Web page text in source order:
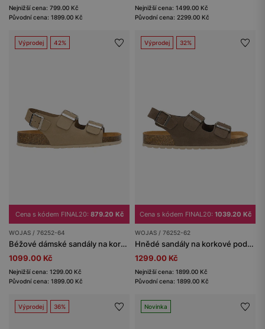
Nejnižší cena: 799.00 Kč
Původní cena: 1899.00 Kč
Nejnižší cena: 1499.00 Kč
Původní cena: 2299.00 Kč
Výprodej 42%
Cena s kódem FINAL20: 879.20 Kč
WOJAS / 76252-64
Béžové dámské sandály na korkové platformě
1099.00 Kč
Nejnižší cena: 1299.00 Kč
Původní cena: 1899.00 Kč
Výprodej 32%
Cena s kódem FINAL20: 1039.20 Kč
WOJAS / 76252-62
Hnědé sandály na korkové podrážce
1299.00 Kč
Nejnižší cena: 1899.00 Kč
Původní cena: 1899.00 Kč
Výprodej 36% Novinka